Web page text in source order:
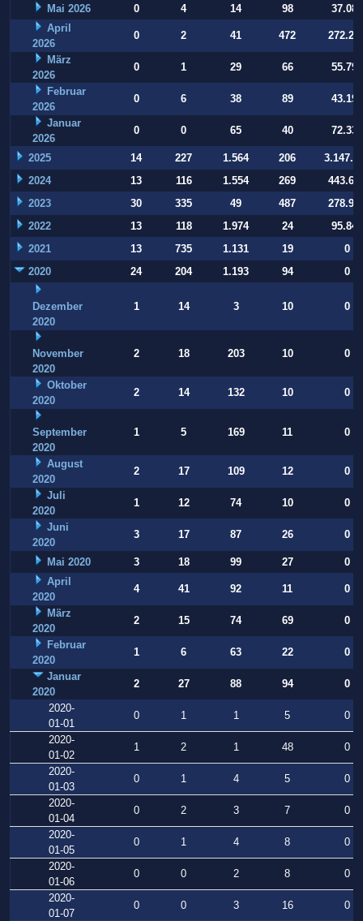
Mai 2026 0 4 14 98
37.084
April
2026
0 2 41 472
März
2026
0 1 29 66
55.794
Februar
2026
0 6 38 89
43.197
Januar
2026
0 0 65 40 72.332
2025 14 227 1.564 206
2024
13 116 1.554 269
2023
30 335 49 487
2022
13 118 1.974 24
95.847
2021
13 735 1.131 19
0
2020
24 204 1.193 94 0
Dezember
2020
1 14 3 10 0
November
2020
2 18 203 10 0
Oktober
2020
2 14 132 10 0
September
2020
1 5 169 11 0
August
2020
2 17 109 12
0
Juli
2020
1 12 74 10
0
Juni
2020
3 17 87 26 0
Mai 2020 3 18 99 27
0
April
2020
4 41 92 11
0
März
2020
2 15 74 69
0
Februar
2020
1 6 63 22
0
Januar
2020
2 27 88 94
0
2020-
01-01
0 1 1 5
0
2020-
01-02
1 2 1 48
0
2020-
01-03
0 1 4 5
0
2020-
01-04
0 2 3 7
0
2020-
01-05
0 1 4 8
0
2020-
01-06
0 0 2 8
0
2020-
01-07
0 0 3 16
0